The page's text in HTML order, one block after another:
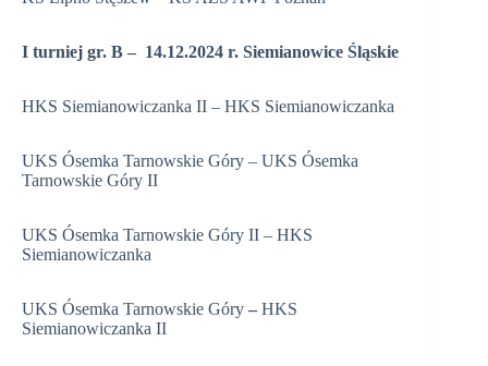
I turniej gr. B – 14.12.2024 r. Siemianowice Śląskie
HKS Siemianowiczanka II – HKS Siemianowiczanka
UKS Ósemka Tarnowskie Góry – UKS Ósemka
Tarnowskie Góry II
UKS Ósemka Tarnowskie Góry II – HKS
Siemianowiczanka
UKS Ósemka Tarnowskie Góry – HKS
Siemianowiczanka II